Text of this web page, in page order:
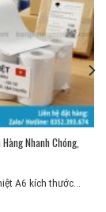
Nhanh Chóng,
A6 kích thước...